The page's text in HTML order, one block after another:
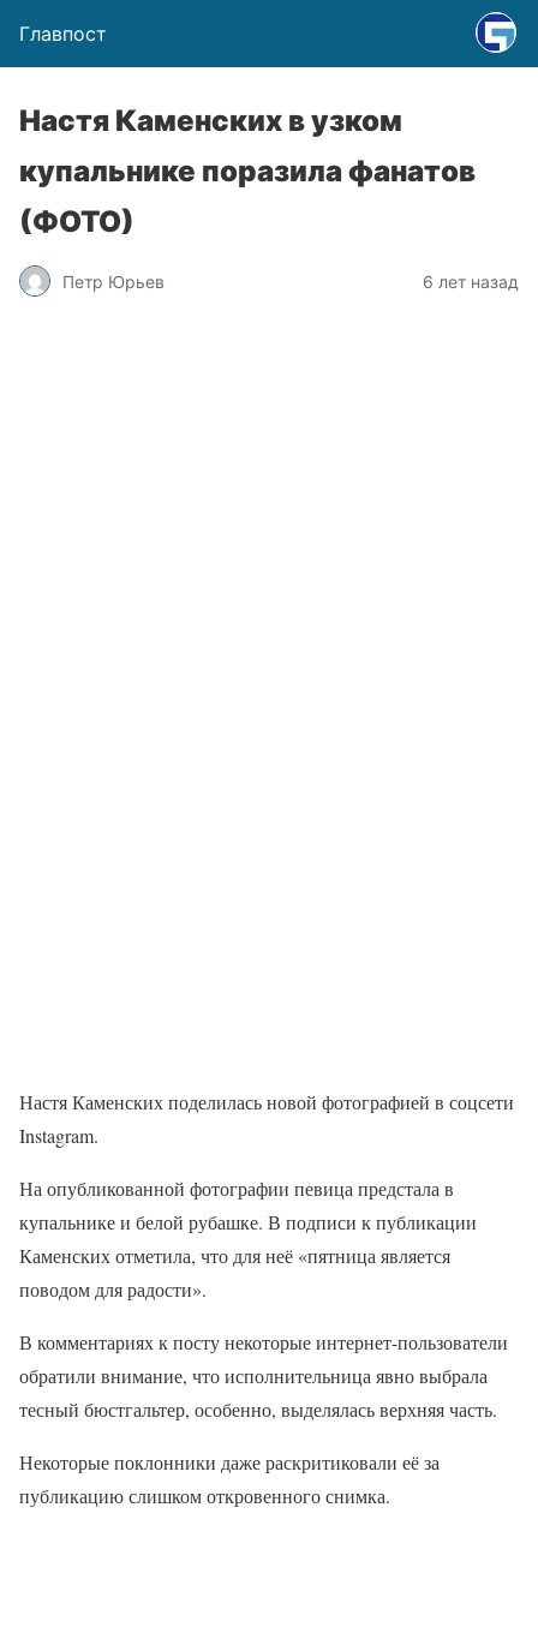
Главпост
Настя Каменских в узком
купальнике поразила фанатов
(ФОТО)
Петр Юрьев 6 лет назад
Настя Каменских поделилась новой фотографией в соцсети
Instagram.
На опубликованной фотографии певица предстала в
купальнике и белой рубашке. В подписи к публикации
Каменских отметила, что для неё «пятница является
поводом для радости».
В комментариях к посту некоторые интернет-пользователи
обратили внимание, что исполнительница явно выбрала
тесный бюстгальтер, особенно, выделялась верхняя часть.
Некоторые поклонники даже раскритиковали её за
публикацию слишком откровенного снимка.